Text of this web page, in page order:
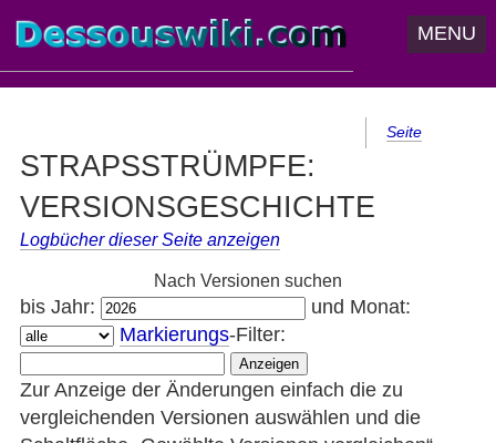
MENU
Seite
STRAPSSTRÜMPFE:
VERSIONSGESCHICHTE
Logbücher dieser Seite anzeigen
Nach Versionen suchen
bis Jahr:
und Monat:
Markierungs-Filter:
Zur Anzeige der Änderungen einfach die zu
vergleichenden Versionen auswählen und die